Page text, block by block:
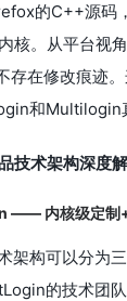
的C++源码
核。从平台视
存在修改痕迹
和Multilogin
技术架构深度
—— 内核级定制
架构可以分为
的技术团